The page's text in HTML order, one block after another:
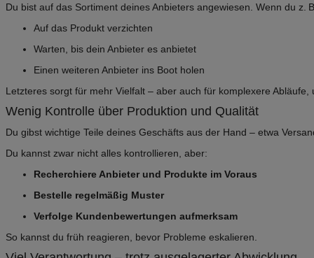
Du bist auf das Sortiment deines Anbieters angewiesen. Wenn du
Auf das Produkt verzichten
Warten, bis dein Anbieter es anbietet
Einen weiteren Anbieter ins Boot holen
Letzteres sorgt für mehr Vielfalt – aber auch für komplexere
Wenig Kontrolle über Produktion und Qualität
Du gibst wichtige Teile deines Geschäfts aus der Hand – etwa
Du kannst zwar nicht alles kontrollieren, aber:
Recherchiere Anbieter und Produkte im Voraus
Bestelle regelmäßig Muster
Verfolge Kundenbewertungen aufmerksam
So kannst du früh reagieren, bevor Probleme eskalieren.